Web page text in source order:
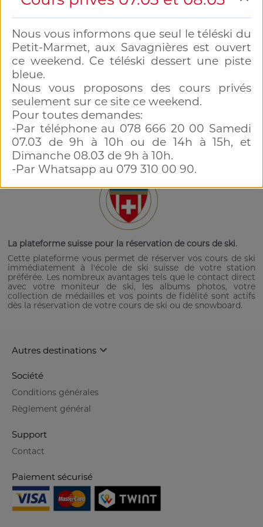
Cours privés 07.03 et 08.03
Nous vous informons que
seul le téléski du Petit-
Marmet, aux Savagnières est
ouv...
Voir les détails
Neuchatel-Region
Info Mercredi 18.02
Tous les cours
comme prévu sur
Voir les détails
Réservez sur Swiss Ski School
La plateforme suisse pour la réservation de cours de ski.
Cette plateforme vous permet de réserver vos cours de ski
immédiatement à l'école de ski suisse de votre station
préférée. Les nombreux avantages tels que le contact direct
avec votre moniteur de ski, les albums photos, votre
collection de médailles et vos points de fidélité sont actifs
dès la réservation de votre cours de ski ou de snowboard.
Autres destinations
Société
Conditions générales
Règlement général
Support
Contact
Paiement sécurisé
Nous vous informons que seul le téléski du
Petit-Marmet, aux Savagnières est ouvert
ce weekend. Ce téléski dessert une piste
bleue.
Nous vous proposons des cours privés
seulement sur ce site ce weekend.
Pour toutes demandes:
-Par téléphone au 078 666 20 00 Samedi
07.03 de 9h à 10h ou de 14h à 15h, et
Dimanche 08.03 de 9h à 10h.
-Par Whatsapp au 079 310 00 90.